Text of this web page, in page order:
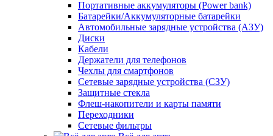
Портативные аккумуляторы (Power bank)
Батарейки/Аккумуляторные батарейки
Автомобильные зарядные устройства (АЗУ)
Диски
Кабели
Держатели для телефонов
Чехлы для смартфонов
Сетевые зарядные устройства (СЗУ)
Защитные стекла
Флеш-накопители и карты памяти
Переходники
Сетевые фильтры